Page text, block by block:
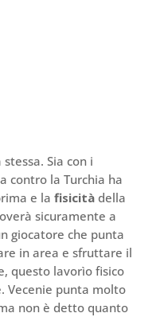
Sia con i
contro la Turchia ha
e la fisicitàdella
sicuramente a
giocatore che punta
in area e sfruttare il
questo lavorìo fisico
Vecenie punta molto
non è detto quanto